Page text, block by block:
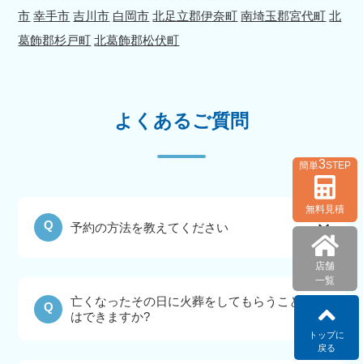
市 幸手市 吉川市 白岡市 北足立郡伊奈町 南埼玉郡宮代町 北
葛飾郡杉戸町 北葛飾郡松伏町
よくあるご質問
Q 予約の方法を教えてください
Q
亡くなったその日に火葬をしてもらうこと
はできますか?
簡単3STEP
無料見積
店舗
一覧
トップに
戻る